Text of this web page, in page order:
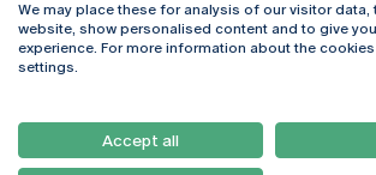
Rua Diogo Botelho 1327
4169-005 Porto
+351 226 196 240
Campus
Webmail
Como Chegar
Newsletter
We may place these for analysis of our visitor data,
website, show personalised content and to give
experience. For more information about the
settings.
Accept all